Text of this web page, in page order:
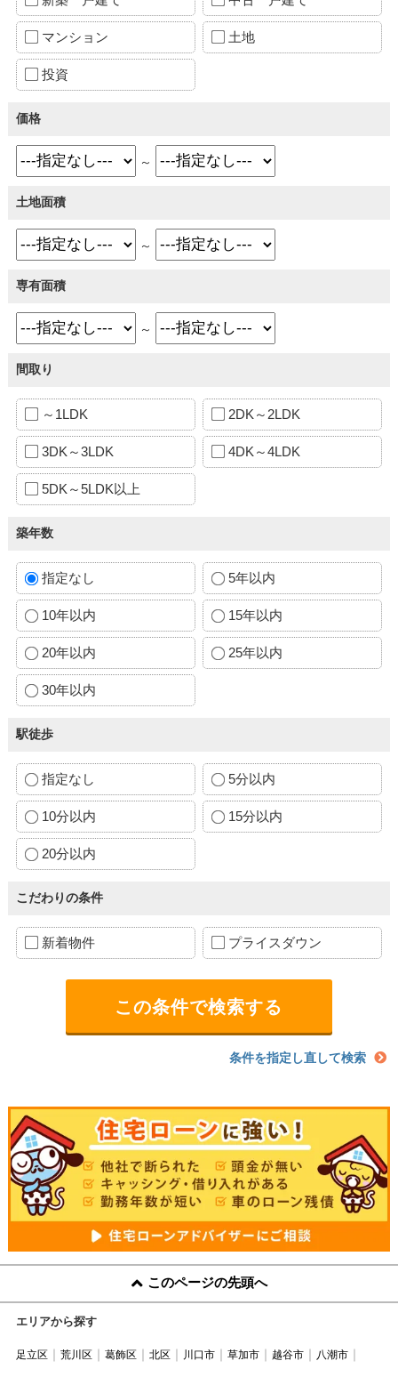
マンション 土地
投資
価格
～
土地面積
～
専有面積
～
間取り
～1LDK 2DK～2LDK
3DK～3LDK 4DK～4LDK
5DK～5LDK以上
築年数
指定なし 5年以内
10年以内 15年以内
20年以内 25年以内
30年以内
駅徒歩
指定なし 5分以内
10分以内 15分以内
20分以内
こだわりの条件
新着物件 プライスダウン
条件を指定し直して検索
このページの先頭へ
エリアから探す
足立区 荒川区 葛飾区 北区 川口市 草加市 越谷市 八潮市